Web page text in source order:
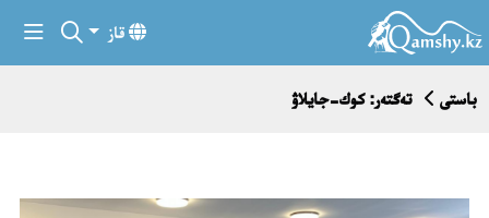
قاز
باستى تەگتەر: كوك-جايلاۋ